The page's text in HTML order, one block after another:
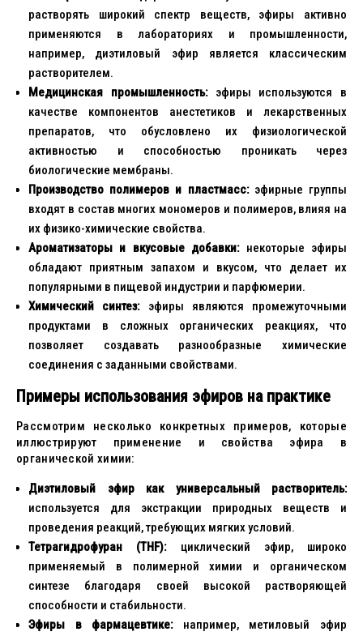
растворять широкий спектр веществ, эфиры активно
применяются в лабораториях и промышленности,
например, диэтиловый эфир является классическим
растворителем.
Медицинская промышленность:эфиры используются в
качестве компонентов анестетиков и лекарственных
препаратов, что обусловлено их физиологической
активностью и способностью проникать через
биологические мембраны.
Производство полимеров и пластмасс:эфирные группы
входят в состав многих мономеров и полимеров, влияя на
их физико-химические свойства.
Ароматизаторы и вкусовые добавки:некоторые эфиры
обладают приятным запахом и вкусом, что делает их
популярными в пищевой индустрии и парфюмерии.
Химический синтез:эфиры являются промежуточными
продуктами в сложных органических реакциях, что
позволяет создавать разнообразные химические
соединения с заданными свойствами.
Примеры использования эфиров на практике
Рассмотрим несколько конкретных примеров, которые
иллюстрируют применение и свойства эфира в
органической химии:
Диэтиловый эфир как универсальный растворитель:
используется для экстракции природных веществ и
проведения реакций, требующих мягких условий.
Тетрагидрофуран (THF):циклический эфир, широко
применяемый в полимерной химии и органическом
синтезе благодаря своей высокой растворяющей
способности и стабильности.
Эфиры в фармацевтике:например, метиловый эфир